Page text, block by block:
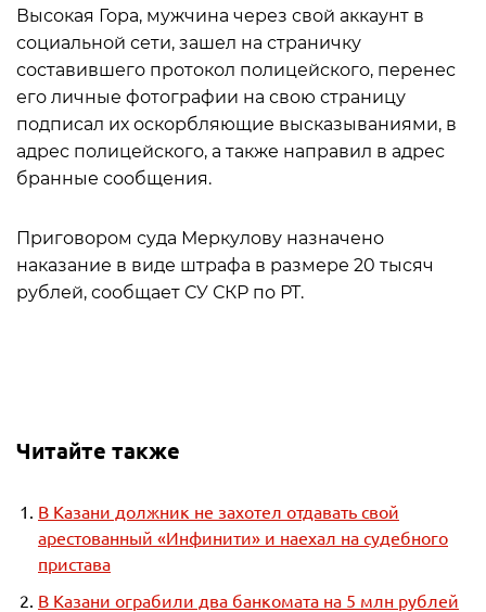
Высокая Гора, мужчина через свой аккаунт в
социальной сети, зашел на страничку
составившего протокол полицейского, перенес
его личные фотографии на свою страницу
подписал их оскорбляющие высказываниями, в
адрес полицейского, а также направил в адрес
бранные сообщения.
Приговором суда Меркулову назначено
наказание в виде штрафа в размере 20 тысяч
рублей, сообщает СУ СКР по РТ.
Читайте также
В Казани должник не захотел отдавать свой
арестованный «Инфинити» и наехал на судебного
пристава
В Казани ограбили два банкомата на 5 млн рублей